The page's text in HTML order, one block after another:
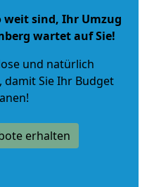
weit sind, Ihr Umzug
wartet auf Sie!
und natürlich
, damit Sie Ihr Budget
erhalten